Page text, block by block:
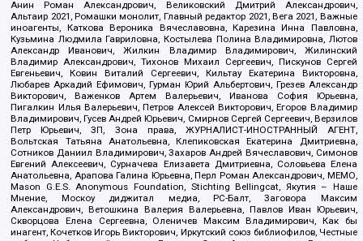
Анин Роман Александрович, Великовский Дмитрий Александрович,
Альтаир 2021, Ромашки монолит, Главный редактор 2021, Вега 2021, Важные
иноагенты, Каткова Вероника Вячеславовна, Карезина Инна Павловна,
Кузьмина Людмила Гавриловна, Костылева Полина Владимировна, Лютов
Александр Иванович, Жилкин Владимир Владимирович, Жилинский
Владимир Александрович, Тихонов Михаил Сергеевич, Пискунов Сергей
Евгеньевич, Ковин Виталий Сергеевич, Кильтау Екатерина Викторовна,
Любарев Аркадий Ефимович, Гурман Юрий Альбертович, Грезев Александр
Викторович, Важенков Артем Валерьевич, Иванова София Юрьевна,
Пигалкин Илья Валерьевич, Петров Алексей Викторович, Егоров Владимир
Владимирович, Гусев Андрей Юрьевич, Смирнов Сергей Сергеевич, Верзилов
Петр Юрьевич, ЗП, Зона права, ЖУРНАЛИСТ-ИНОСТРАННЫЙ АГЕНТ,
Вольтская Татьяна Анатольевна, Клепиковская Екатерина Дмитриевна,
Сотников Даниил Владимирович, Захаров Андрей Вячеславович, Симонов
Евгений Алексеевич, Сурначева Елизавета Дмитриевна, Соловьева Елена
Анатольевна, Арапова Галина Юрьевна, Перл Роман Александрович, МЕМО,
Mason G.E.S. Anonymous Foundation, Stichting Bellingcat, Якутия – Наше
Мнение, Москоу диджитал медиа, РС-Балт, Заговора Максим
Александрович, Ветошкина Валерия Валерьевна, Павлов Иван Юрьевич,
Скворцова Елена Сергеевна, Оленичев Максим Владимирович, Как бы
инагент, Кочетков Игорь Викторович, Иркутский союз библиофилов, Честные